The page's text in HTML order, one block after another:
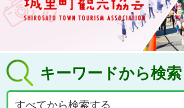
キーワードから検索